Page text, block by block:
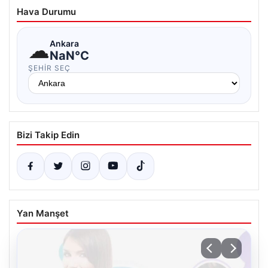
Hava Durumu
☁Ankara
NaN°C
ŞEHIR SEÇ
Bizi Takip Edin
Yan Manşet